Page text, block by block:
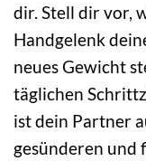
dir. Stell dir vor,
Handgelenk
neues Gewicht
täglichen
ist dein Partner
gesünderen und